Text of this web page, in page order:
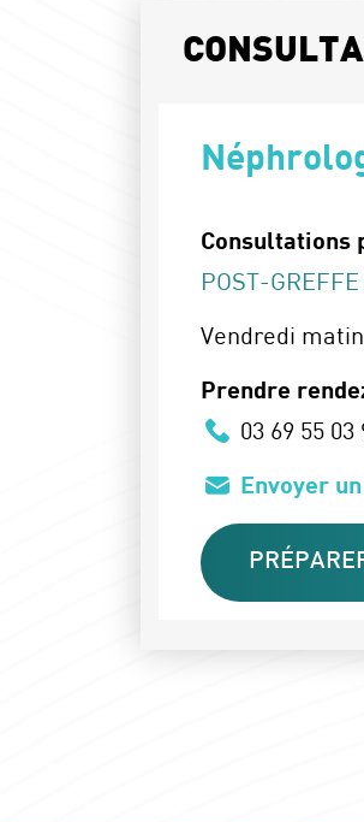
Consultations
POST-GREFFE
Vendredi matin
Prendre
03 69 55 03
Envoyer